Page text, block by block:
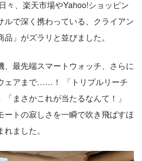
々、楽天市場やYahoo!ショッピン
ルで深く携わっている、クライアン
品」がズラリと並びました。
、最先端スマートウォッチ、さらに
ェアまで……！ 「トリプルリーチ
まさかこれが当たるなんて！」
ートの寂しさを一瞬で吹き飛ばすほ
ました。